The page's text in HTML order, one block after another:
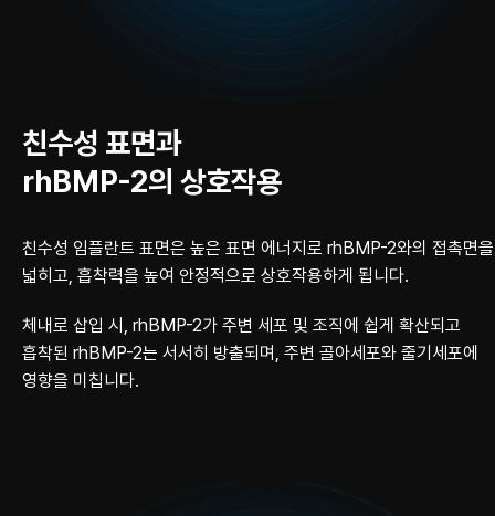
친수성 표면과
rhBMP-2의 상호작용
친수성 임플란트 표면은 높은 표면 에너지로 rhBMP-2와의 접촉면을
넓히고, 흡착력을 높여 안정적으로 상호작용하게 됩니다.
체내로 삽입 시, rhBMP-2가 주변 세포 및 조직에 쉽게 확산되고
흡착된 rhBMP-2는 서서히 방출되며, 주변 골아세포와 줄기세포에
영향을 미칩니다.